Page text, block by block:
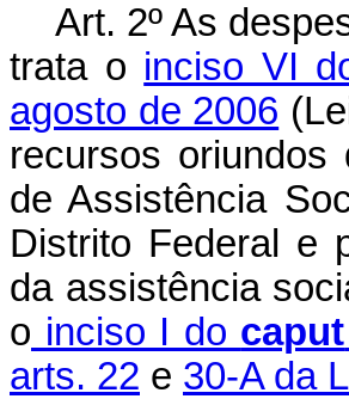
Art. 2º As
trata o inciso VI
agosto de 2006
recursos
de Assistência
Distrito Federal e
da assistência
o inciso I do caput
arts. 22 e 30-A da